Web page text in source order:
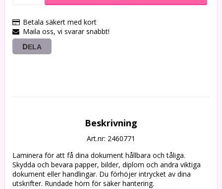
Betala säkert med kort
Maila oss, vi svarar snabbt!
DELA
Beskrivning
Art.nr: 2460771
Laminera för att få dina dokument hållbara och tåliga.
Skydda och bevara papper, bilder, diplom och andra viktiga
dokument eller handlingar. Du förhöjer intrycket av dina
utskrifter. Rundade hörn för säker hantering.